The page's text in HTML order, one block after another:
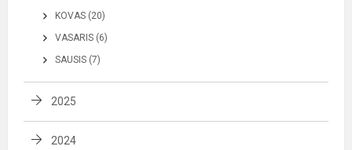
KOVAS (20)
VASARIS (6)
SAUSIS (7)
2025
2024